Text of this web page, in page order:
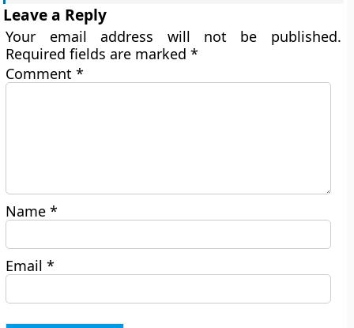
Leave a Reply
Your email address will not be published.
Required fields are marked*
Comment*
Name*
Email*